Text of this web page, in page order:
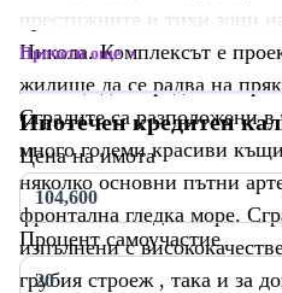
престижните и тихи зони
Никола. Комплексът е
жилище да се радва на
Сградите са разположени в
много големи красиви
няколко основни пътни
фронтална гледка море.
изпълнени с
грубия строеж , така и за
Прочети още
Ипотечен кредитен
Цена на имота
Процент самоучастие